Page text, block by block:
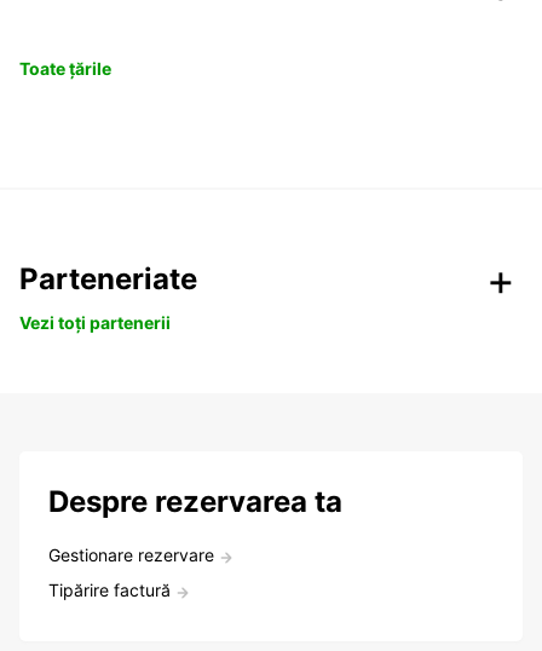
Toate țările
Parteneriate
Vezi toți partenerii
Despre rezervarea ta
Gestionare rezervare
Tipărire factură